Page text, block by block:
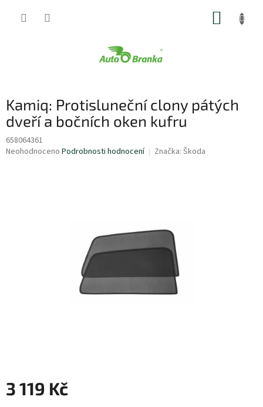
Kamiq: Protisluneční clony pátých
dveří a bočních oken kufru
658064361
Průměrné
Neohodnoceno Podrobnosti hodnocení Značka: Škoda
3 119 Kč